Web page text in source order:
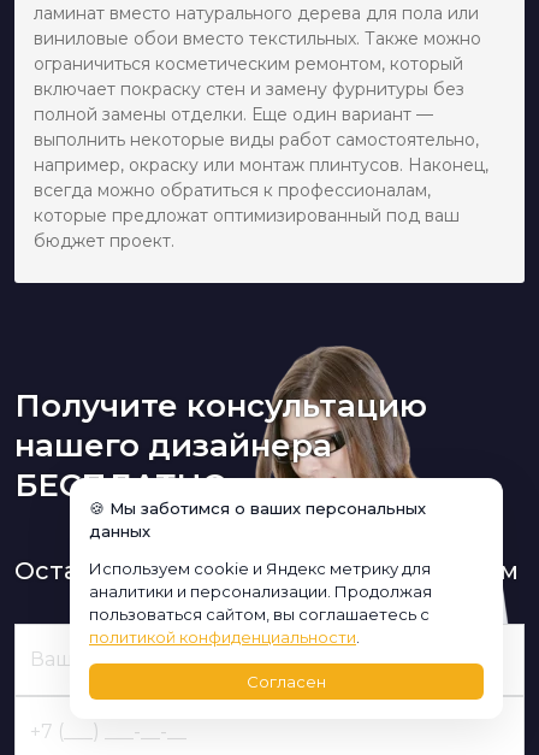
ламинат вместо натурального дерева для пола или
виниловые обои вместо текстильных. Также можно
ограничиться косметическим ремонтом, который
включает покраску стен и замену фурнитуры без
полной замены отделки. Еще один вариант —
выполнить некоторые виды работ самостоятельно,
например, окраску или монтаж плинтусов. Наконец,
всегда можно обратиться к профессионалам,
которые предложат оптимизированный под ваш
бюджет проект.
Получите консультацию
нашего дизайнера
БЕСПЛАТНО:
Оставьте заявку и мы Вам перезвоним
🍪 Мы заботимся о ваших персональных
данных
Используем cookie и Яндекс метрику для
аналитики и персонализации. Продолжая
пользоваться сайтом, вы соглашаетесь с
политикой конфиденциальности
Согласен